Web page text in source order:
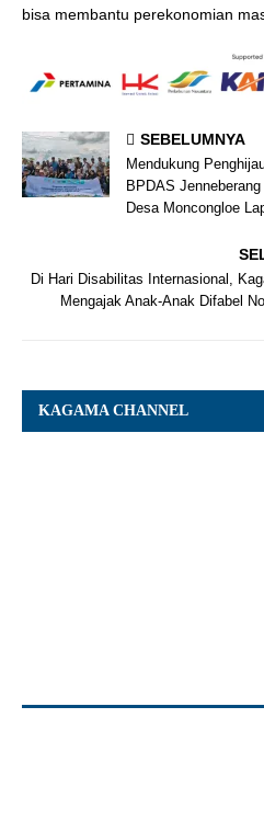
bisa membantu perekonomian
SEBELUMNYA
Mendukung
BPDAS
Desa Moncongloe
Di Hari Disabilitas Internasional,
Mengajak Anak-Anak Difabel
KAGAMA CHANNEL